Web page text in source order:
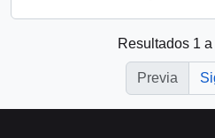
Resultados 1
Previa